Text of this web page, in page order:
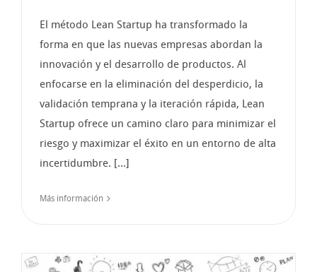
El método Lean Startup ha transformado la
forma en que las nuevas empresas abordan la
innovación y el desarrollo de productos. Al
enfocarse en la eliminación del desperdicio, la
validación temprana y la iteración rápida, Lean
Startup ofrece un camino claro para minimizar el
riesgo y maximizar el éxito en un entorno de alta
incertidumbre. [...]
Más información